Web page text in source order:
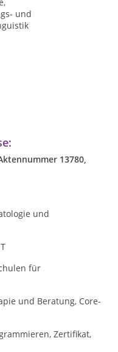
und
13780,
und
für
und Beratung, Core-
Zertifikat,